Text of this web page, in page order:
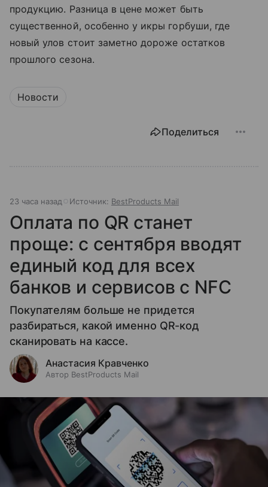
продукцию. Разница в цене может быть
существенной, особенно у икры горбуши, где
новый улов стоит заметно дороже остатков
прошлого сезона.
Новости
Поделиться
23 часа назад Источник: BestProducts Mail
Оплата по QR станет
проще: с сентября вводят
единый код для всех
банков и сервисов с NFC
Покупателям больше не придется
разбираться, какой именно QR-код
сканировать на кассе.
Анастасия Кравченко
Автор BestProducts Mail